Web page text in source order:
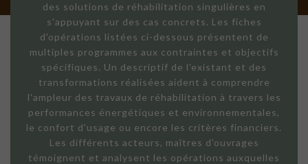
des solutions de réhabilitation singulières en
s'appuyant sur des cas concrets. Les fiches
d'opérations listées ci-dessous présentent de
multiples programmes aux contraintes et objectifs
spécifiques. Un descriptif de l'existant et des
transformations réalisées aident à comprendre
l'ampleur des travaux de réhabilitation à travers les
performances énergétiques et environnementales,
le confort d'usage ou encore les critères financiers.
Les différents acteurs, maîtres d'ouvrages
témoignent et analysent les opérations auxquelles